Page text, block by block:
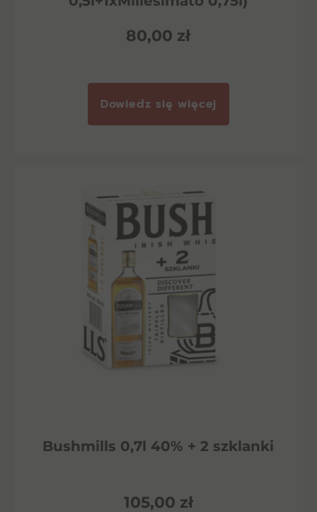
80,00 zł
Dowiedz się więcej
Bushmills 0,7l 40% + 2 szklanki
105,00 zł